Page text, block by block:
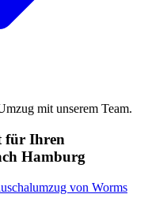
mit unserem Team.
für Ihren
Hamburg
von Worms